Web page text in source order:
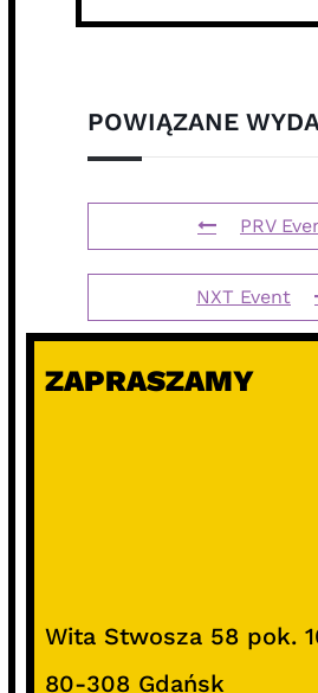
POWIĄZANE
PRV
NXT Event
ZAPRASZAMY
Wita Stwosza 58 pok.
80-308 Gdańsk